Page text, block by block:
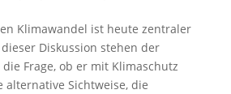
Klimawandel ist heute zentraler
Diskussion stehen der
Frage, ob er mit Klimaschutz
alternative Sichtweise, die